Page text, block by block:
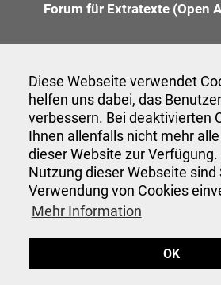
Diese Webseite verwendet
helfen uns dabei, das
verbessern. Bei deaktivierten
Ihnen allenfalls nicht mehr
dieser Website zur Verfügung.
Nutzung dieser Webseite sind
Verwendung von Cookies
Mehr Information
OK
Forum für Extratexte (Open
Anzeigenannahme
Verwaltung
Veranstaltungen
Hinweise für Autor:innen